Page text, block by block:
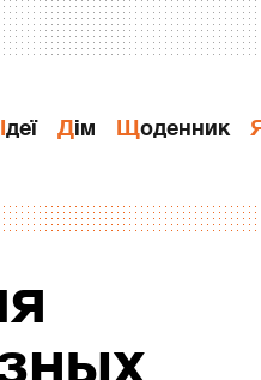
Ідеї Дiм Щоденник